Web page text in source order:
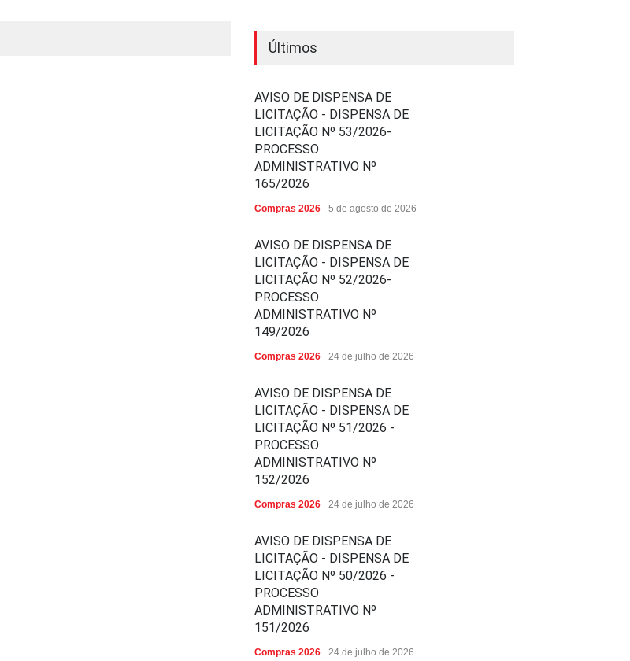
Últimos
AVISO DE DISPENSA DE
LICITAÇÃO - DISPENSA DE
LICITAÇÃO Nº 53/2026-
PROCESSO
ADMINISTRATIVO Nº
165/2026
Compras 2026 5 de agosto de 2026
AVISO DE DISPENSA DE
LICITAÇÃO - DISPENSA DE
LICITAÇÃO Nº 52/2026-
PROCESSO
ADMINISTRATIVO Nº
149/2026
Compras 2026 24 de julho de 2026
AVISO DE DISPENSA DE
LICITAÇÃO - DISPENSA DE
LICITAÇÃO Nº 51/2026 -
PROCESSO
ADMINISTRATIVO Nº
152/2026
Compras 2026 24 de julho de 2026
AVISO DE DISPENSA DE
LICITAÇÃO - DISPENSA DE
LICITAÇÃO Nº 50/2026 -
PROCESSO
ADMINISTRATIVO Nº
151/2026
Compras 2026 24 de julho de 2026